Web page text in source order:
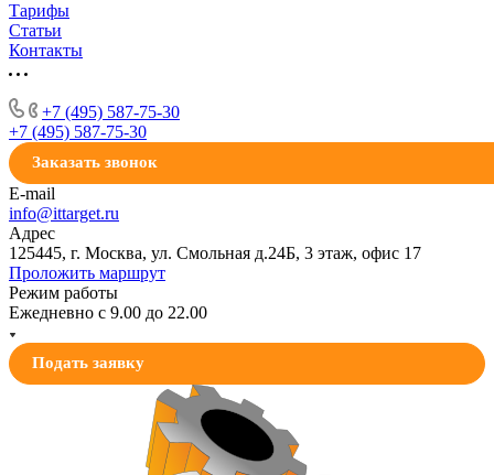
Тарифы
Статьи
Контакты
+7 (495) 587-75-30
+7 (495) 587-75-30
Заказать звонок
E-mail
info@ittarget.ru
Адрес
125445, г. Москва, ул. Смольная д.24Б, 3 этаж, офис 17
Проложить маршрут
Режим работы
Ежедневно с 9.00 до 22.00
Подать заявку